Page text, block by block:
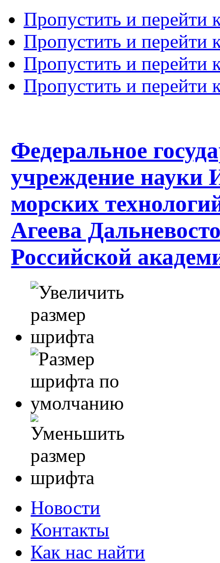
Пропустить и перейти
Пропустить и перейти
Пропустить и перейти
Пропустить и перейти
Федеральное
учреждение науки
морских
Агеева
Российской
Новости
Контакты
Как нас найти